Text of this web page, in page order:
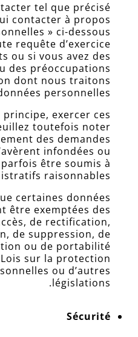
tel que précisé
contacter à propos
» ci-dessous
requête d’exercice
ou si vous avez des
des préoccupations
dont nous traitons
personnelles.
principe, exercer ces
toutefois noter
des demandes
infondées ou
être soumis à
raisonnables.
certaines données
être exemptées des
de rectification,
de suppression, de
ou de portabilité
sur la protection
ou d’autres
législations.
Sécurité